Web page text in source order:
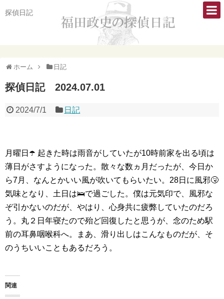
探偵日記
ホーム 日記
探偵日記 2024.07.01
2024/7/1 日記
月曜日☂️ 起きた時は雨音がしていたが10時前家を出る頃は
薄日がさすようになった。散々な数ヵ月だったが、今日か
ら7月、なんとかいい風が吹いてもらいたい。28日に風邪🤧
気味となり、土日は🛌で過ごした。僕は元気印で、風邪な
ぞ引かないのだが、やはり、心身共に疲弊していたのだろ
う。丸２日年寝たので殆ど回復したと思うが、念のため駅
前の耳鼻咽喉科へ。まあ、滑り出しはこんなものだが、そ
のうちいいこともあるだろう。
関連